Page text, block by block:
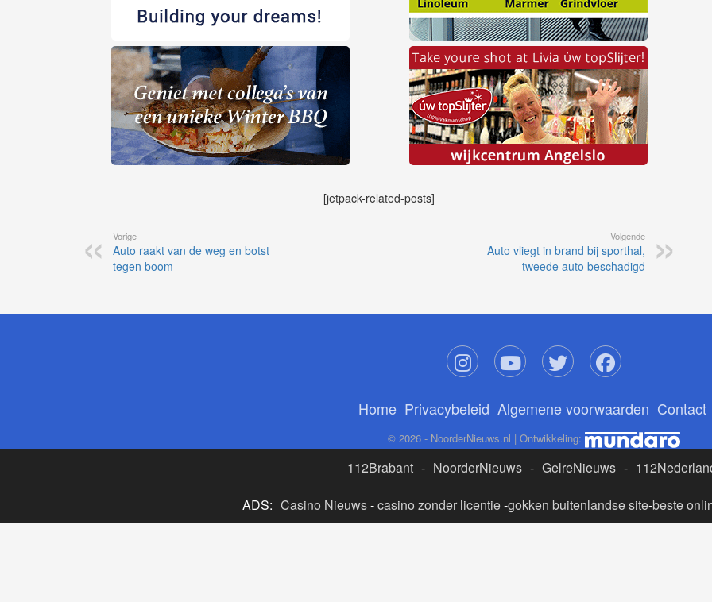
[jetpack-related-posts]
Vorige
Auto raakt van de weg en botst
tegen boom
Volgende
Auto vliegt in brand bij sporthal,
tweede auto beschadigd
Home Privacybeleid Algemene voorwaarden Contact
© 2026 - NoorderNieuws.nl | Ontwikkeling:
112Brabant - NoorderNieuws - GelreNieuws -
ADS: Casino Nieuws-casino zonder licentie-gokken buitenlandse site-beste